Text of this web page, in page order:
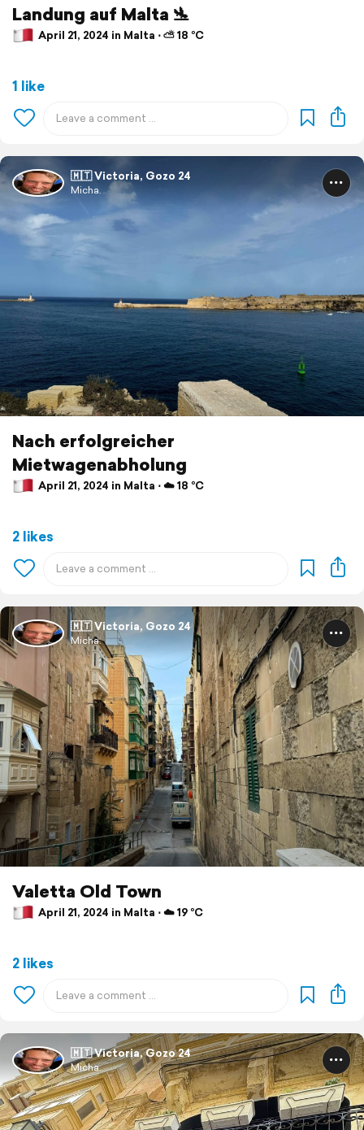
Landung auf Malta 🛬
April 21, 2024 in Malta ⋅ ⛅ 18 °C
1 like
🇲🇹 Victoria, Gozo 24
Micha.
Nach erfolgreicher
Mietwagenabholung
April 21, 2024 in Malta ⋅ ☁️ 18 °C
2 likes
🇲🇹 Victoria, Gozo 24
Micha.
Valetta Old Town
April 21, 2024 in Malta ⋅ ☁️ 19 °C
2 likes
🇲🇹 Victoria, Gozo 24
Micha.